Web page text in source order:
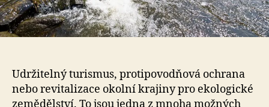
Udržitelný turismus, protipovodňová ochrana
nebo revitalizace okolní krajiny pro ekologické
zemědělství. To jsou jedna z mnoha možných